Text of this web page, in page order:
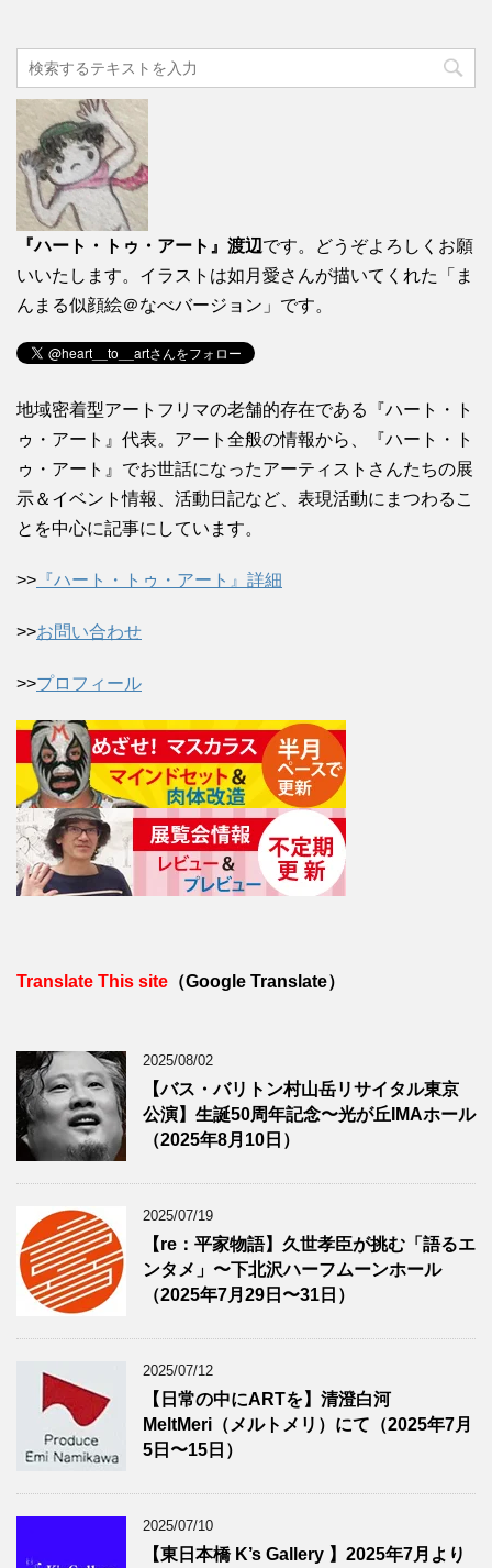
『ハート・トゥ・アート』渡辺です。どうぞよろしくお願
いいたします。イラストは如月愛さんが描いてくれた「ま
んまる似顔絵＠なべバージョン」です。
地域密着型アートフリマの老舗的存在である『ハート・ト
ゥ・アート』代表。アート全般の情報から、『ハート・ト
ゥ・アート』でお世話になったアーティストさんたちの展
示＆イベント情報、活動日記など、表現活動にまつわるこ
とを中心に記事にしています。
>> 『ハート・トゥ・アート』詳細
>>お問い合わせ
>>プロフィール
Translate This site （Google Translate）
2025/08/02
【バス・バリトン村山岳リサイタル東京
公演】生誕50周年記念〜光が丘IMAホール
（2025年8月10日）
2025/07/19
【re：平家物語】久世孝臣が挑む「語るエ
ンタメ」〜下北沢ハーフムーンホール
（2025年7月29日〜31日）
2025/07/12
【日常の中にARTを】清澄白河
MeltMeri（メルトメリ）にて（2025年7月
5日〜15日）
2025/07/10
【東日本橋 K’s Gallery 】2025年7月より